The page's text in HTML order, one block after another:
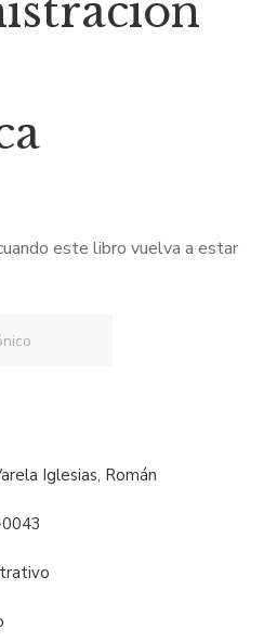
este libro vuelva a estar
Iglesias, Román